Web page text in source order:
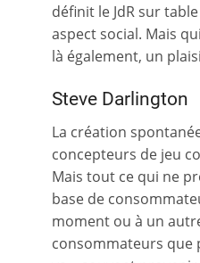
définit le JdR sur
aspect social. Mais
là également, un
Steve Darlington
La création
concepteurs de jeu
Mais tout ce qui ne
base de
moment ou à un
consommateurs que